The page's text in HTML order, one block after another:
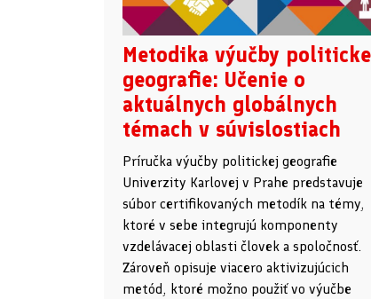
Metodika výučby
geografie: Učenie o
aktuálnych globálnych
témach v súvislostiach
Príručka výučby politickej geografie
Univerzity Karlovej v Prahe predstavuje
súbor certifikovaných metodík na témy,
ktoré v sebe integrujú komponenty
vzdelávacej oblasti človek a spoločnosť.
Zároveň opisuje viacero aktivizujúcich
metód, ktoré možno použiť vo výučbe